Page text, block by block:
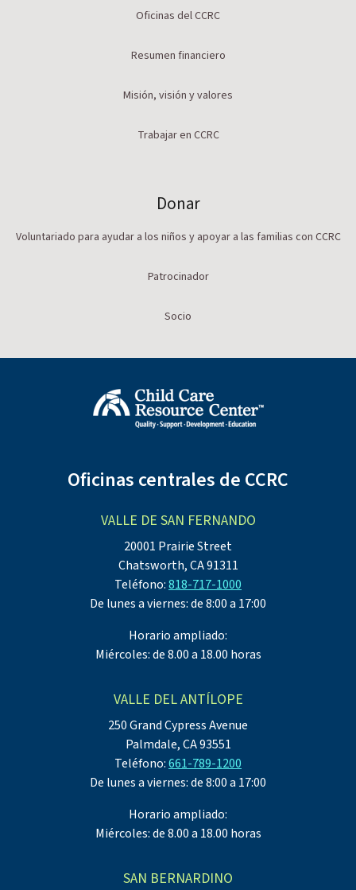
Oficinas del CCRC
Resumen financiero
Misión, visión y valores
Trabajar en CCRC
Donar
Voluntariado para ayudar a los niños y apoyar a las familias con CCRC
Patrocinador
Socio
Oficinas centrales de CCRC
VALLE DE SAN FERNANDO
20001 Prairie Street
Chatsworth, CA 91311
Teléfono:818-717-1000
De lunes a viernes: de 8:00 a 17:00
Horario ampliado:
Miércoles: de 8.00 a 18.00 horas
VALLE DEL ANTÍLOPE
250 Grand Cypress Avenue
Palmdale, CA 93551
Teléfono:661-789-1200
De lunes a viernes: de 8:00 a 17:00
Horario ampliado:
Miércoles: de 8.00 a 18.00 horas
SAN BERNARDINO